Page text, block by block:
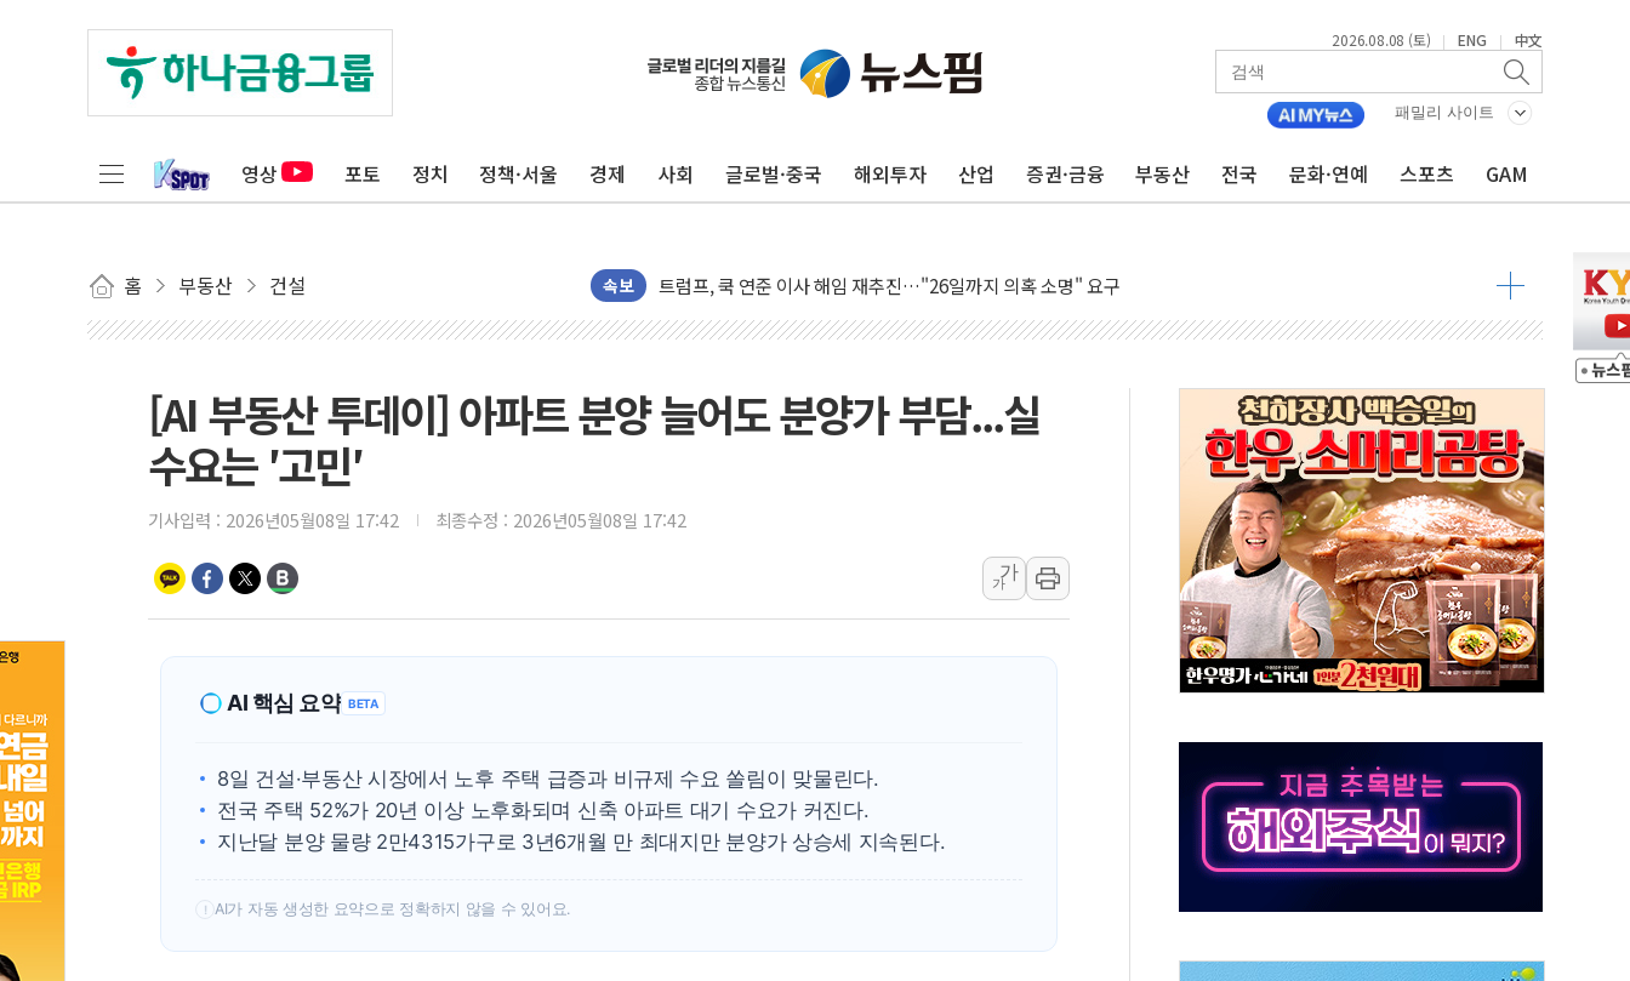
2026.08.08 (토) | ENG | 中文
패밀리 사이트
영상 포토 정치 정책·서울 경제 사회 글로벌·중국 해외투자 산업 증권·금융 부동산 전국 문화·연예 스포츠 GAM
홈 부동산 건설 속보
李대통령, 'ISA·주가누르기 방지법' 전면 재검토 지시
'호우 특보' 경북 울진 시간당 20~30mm 강한 비...가뭄 해소될 듯
오세훈 "용산공원 주택 검토, 민주당 스스로 원칙 뒤집는 것"
충북 주말 무더위 지속…청주·진천 35도, 곳곳 소나기
뉴욕증시, 고용 쇼크에 금리 인상 우려 후퇴…S&P500 최고치
트럼프, 쿡 연준 이사 해임 재추진…"26일까지 의혹 소명" 요구
유럽증시, 美 고용 예상 밖 부진에 연준 금리 인상 가능성 낮아지며 상승… STOXX 600 지수는 나흘 연속 최고치
美 항소법원, 백악관 무도회장 공사 중단 명령…트럼프 제동
이란 핵심 원유 수출항 '하르그섬', 최근 1주일 이상 '올스톱'… 美 해상봉쇄 영향
뉴욕증시 프리뷰, 美 고용 쇼크에 금리 인상 우려 후퇴…나스닥 선물 1%대 상승
[AI 부동산 투데이] 아파트 분양 늘어도 분양가 부담...실
수요는 ′고민′
기사입력 : 2026년05월08일 17:42 최종수정 : 2026년05월08일 17:42
가
가
AI 핵심 요약 BETA
8일 건설·부동산 시장에서 노후 주택 급증과 비규제 수요 쏠림이 맞물린다.
전국 주택 52%가 20년 이상 노후화되며 신축 아파트 대기 수요가 커진다.
지난달 분양 물량 2만4315가구로 3년6개월 만 최대지만 분양가 상승세 지속된다.
! AI가 자동 생성한 요약으로 정확하지 않을 수 있어요.